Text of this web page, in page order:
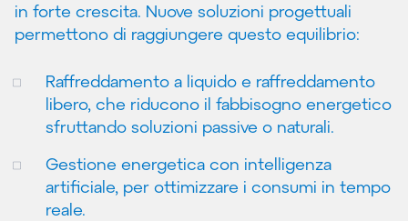
in forte crescita. Nuove soluzioni progettuali
permettono di raggiungere questo equilibrio:
Raffreddamento a liquido e raffreddamento
libero, che riducono il fabbisogno energetico
sfruttando soluzioni passive o naturali.
Gestione energetica con intelligenza
artificiale, per ottimizzare i consumi in tempo
reale.